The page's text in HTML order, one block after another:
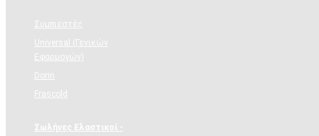
Συμπιεστές
Universal (Γενικών
Εφαρμογών)
Dorin
Frascold
Σωλήνες Ελαστικοί -